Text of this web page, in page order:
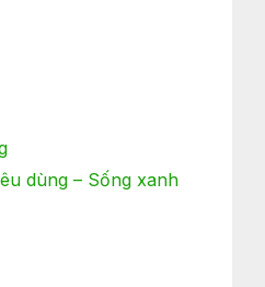
dùng – Sống xanh